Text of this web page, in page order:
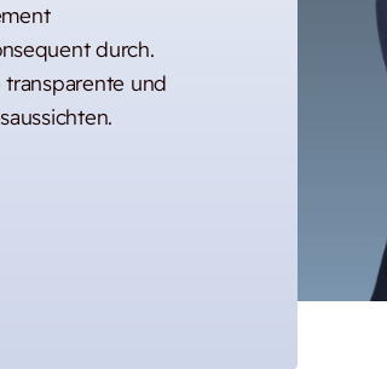
durch.
transparente und